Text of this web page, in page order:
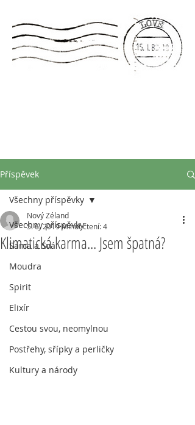
Příspěvek
Všechny příspěvky
Sama a Svá
Moudra
Spirit
Elixír
Cestou svou, neomylnou
Postřehy, sřípky a perličky
Kultury a národy
Všechny příspěvky
Klimatická karma... Jsem špatná?
Nový Zéland
5. 6. 2019Minut čtení: 4